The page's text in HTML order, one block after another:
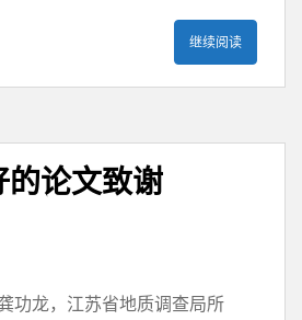
继续阅读
的论文致谢
功龙，江苏省地质调查局所